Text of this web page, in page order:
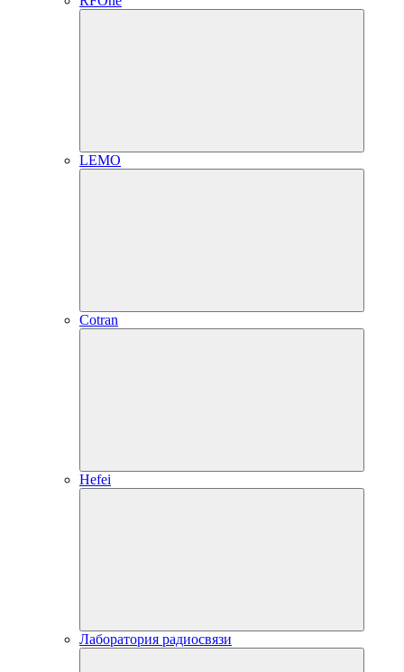
LEMO
Cotran
Hefei
Лаборатория радиосвязи